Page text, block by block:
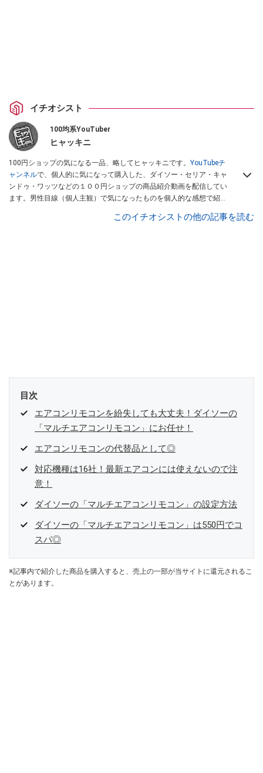
イチオシスト
100均系YouTuber
ヒャッキニ
100円ショップの気になる一品、略してヒャッキニです。 YouTubeチ
ャンネルで、個人的に気になって購入した、ダイソー・セリア・キャ
ンドゥ・ワッツなどの１００円ショップの商品紹介動画を配信してい
ます。男性目線（個人主観）で気になったものを個人的な感想で紹介
このイチオシストの他の記事を読む
目次
エアコンリモコンを紛失しても大丈夫！ダイソーの
「マルチエアコンリモコン」にお任せ！
エアコンリモコンの代替品として◎
対応機種は16社！最新エアコンには使えないので注
意！
ダイソーの「マルチエアコンリモコン」の設定方法
ダイソーの「マルチエアコンリモコン」は550円でコ
スパ◎
※記事内で紹介した商品を購入すると、売上の一部が当サイトに還元されるこ
とがあります。